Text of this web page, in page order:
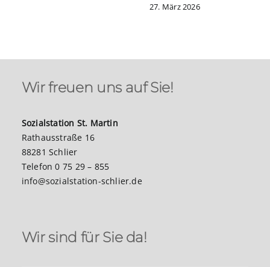
27. März 2026
Wir freuen uns auf Sie!
Sozialstation St. Martin
Rathausstraße 16
88281 Schlier
Telefon 0 75 29 – 855
info@sozialstation-schlier.de
Wir sind für Sie da!